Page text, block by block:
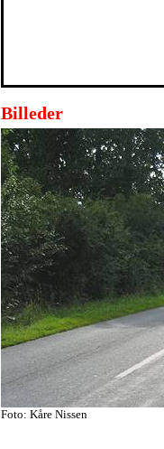
Billeder
Foto: Kåre Nissen